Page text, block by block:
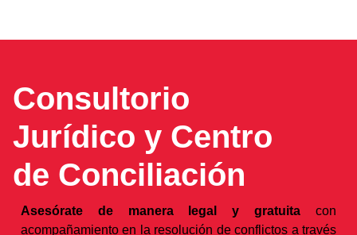
Consultorio
Jurídico y Centro
de Conciliación
Asesórate de manera legal y gratuita con
acompañamiento en la resolución de conflictos a través